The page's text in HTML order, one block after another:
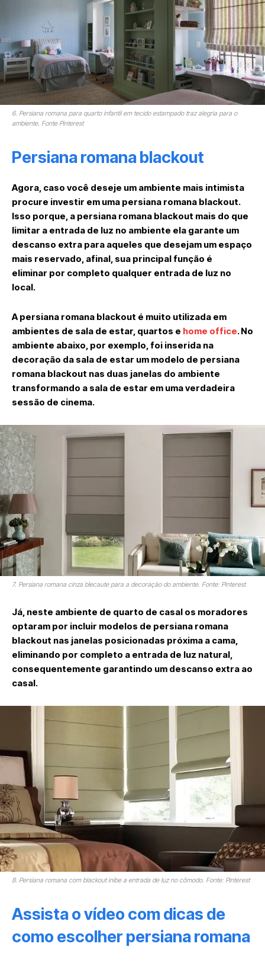
6. Persiana romana para quarto infantil em tecido estampado traz alegria para o
ambiente. Fonte Pinterest
Persiana romana blackout
Agora, caso você deseje um ambiente mais intimista
procure investir em uma persiana romana blackout.
Isso porque, a persiana romana blackout mais do que
limitar a entrada de luz no ambiente ela garante um
descanso extra para aqueles que desejam um espaço
mais reservado, afinal, sua principal função é
eliminar por completo qualquer entrada de luz no
local.
A persiana romana blackout é muito utilizada em
ambientes de sala de estar, quartos e home office. No
ambiente abaixo, por exemplo, foi inserida na
decoração da sala de estar um modelo de persiana
romana blackout nas duas janelas do ambiente
transformando a sala de estar em uma verdadeira
sessão de cinema.
7. Persiana romana cinza blecaute para a decoração do ambiente. Fonte: Pinterest
Já, neste ambiente de quarto de casal os moradores
optaram por incluir modelos de persiana romana
blackout nas janelas posicionadas próxima a cama,
eliminando por completo a entrada de luz natural,
consequentemente garantindo um descanso extra ao
casal.
8. Persiana romana com blackout inibe a entrada de luz no cômodo. Fonte: Pinterest
Assista o vídeo com dicas de
como escolher persiana romana